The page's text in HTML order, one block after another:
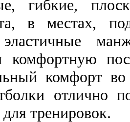
гибкие,
в местах,
комфорт
отлично
тренировок.